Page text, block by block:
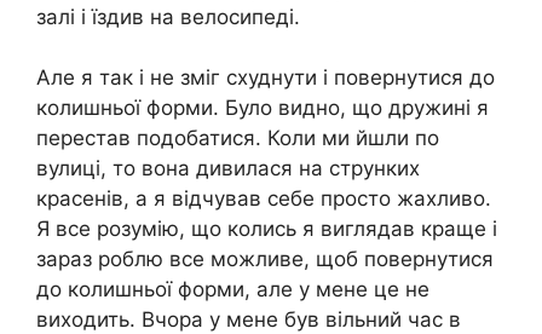
залі і їздив на велосипеді.
Але я так і не зміг схуднути і повернутися до
колишньої форми. Було видно, що дружині я
перестав подобатися. Коли ми йшли по
вулиці, то вона дивилася на струнких
красенів, а я відчував себе просто жахливо.
Я все розумію, що колись я виглядав краще і
зараз роблю все можливе, щоб повернутися
до колишньої форми, але у мене це не
виходить. Вчора у мене був вільний час в